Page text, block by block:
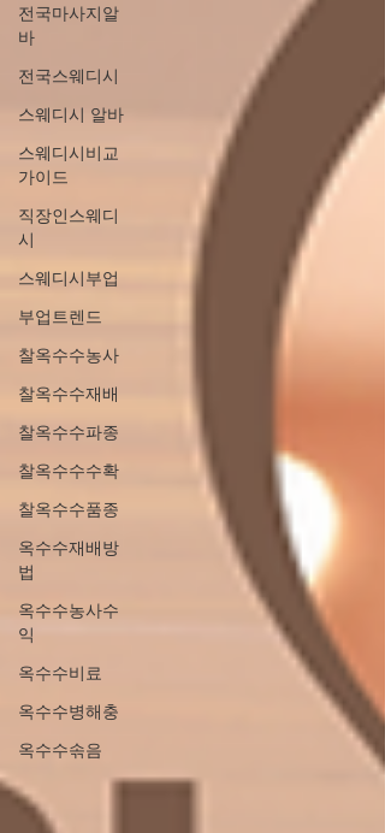
전국마사지알
바
전국스웨디시
스웨디시 알바
스웨디시비교
가이드
직장인스웨디
시
스웨디시부업
부업트렌드
찰옥수수농사
찰옥수수재배
찰옥수수파종
찰옥수수수확
찰옥수수품종
옥수수재배방
법
옥수수농사수
익
옥수수비료
옥수수병해충
옥수수솎음